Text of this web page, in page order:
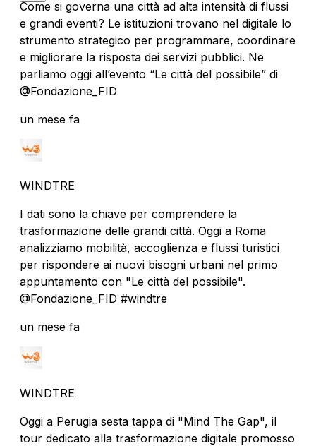
Come si governa una città ad alta intensità di flussi
e grandi eventi? Le istituzioni trovano nel digitale lo
strumento strategico per programmare, coordinare
e migliorare la risposta dei servizi pubblici. Ne
parliamo oggi all’evento “Le città del possibile” di
@Fondazione_FID
un mese fa
WINDTRE
I dati sono la chiave per comprendere la
trasformazione delle grandi città. Oggi a Roma
analizziamo mobilità, accoglienza e flussi turistici
per rispondere ai nuovi bisogni urbani nel primo
appuntamento con "Le città del possibile".
@Fondazione_FID #windtre
un mese fa
WINDTRE
Oggi a Perugia sesta tappa di "Mind The Gap", il
tour dedicato alla trasformazione digitale promosso